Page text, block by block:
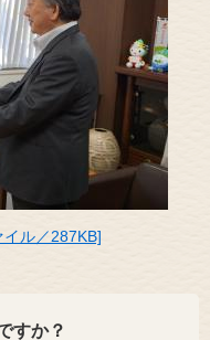
ル／287KB]
すか？